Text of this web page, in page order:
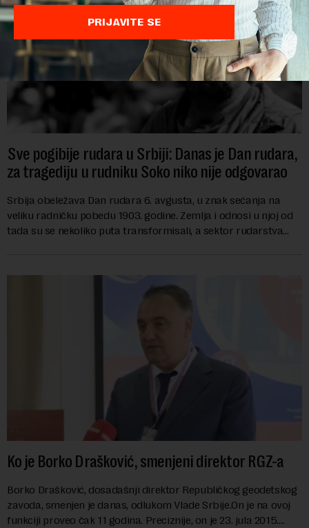
Sve pogibije rudara u Srbiji: Danas je Dan rudara,
za tragediju u rudniku Soko niko nije odgovarao
Srbija obeležava Dan rudara 6. avgusta, u znak sećanja na
veliku radničku pobedu 1903. godine. Zemlja i odnosi u njoj od
tada su se nekoliko puta transformisali, a sektor rudarstva
Ko je Borko Drašković, smenjeni direktor RGZ-a
Borko Drašković, dosadašnji direktor Republičkog geodetskog
zavoda, smenjen je danas, odlukom Vlade Srbije.On je na ovoj
funkciji proveo čak 11 godina. Preciznije, on je 23. jula 2015.
PRIJAVITE SE